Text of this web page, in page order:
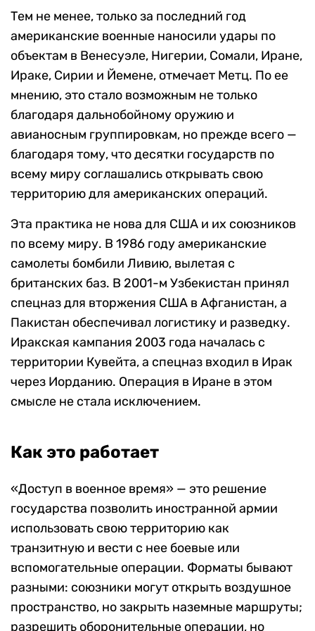
Тем не менее, только за последний год
американские военные наносили удары по
объектам в Венесуэле, Нигерии, Сомали, Иране,
Ираке, Сирии и Йемене, отмечает Метц. По ее
мнению, это стало возможным не только
благодаря дальнобойному оружию и
авианосным группировкам, но прежде всего —
благодаря тому, что десятки государств по
всему миру соглашались открывать свою
территорию для американских операций.
Эта практика не нова для США и их союзников
по всему миру. В 1986 году американские
самолеты бомбили Ливию, вылетая с
британских баз. В 2001-м Узбекистан принял
спецназ для вторжения США в Афганистан, а
Пакистан обеспечивал логистику и разведку.
Иракская кампания 2003 года началась с
территории Кувейта, а спецназ входил в Ирак
через Иорданию. Операция в Иране в этом
смысле не стала исключением.
Как это работает
«Доступ в военное время» — это решение
государства позволить иностранной армии
использовать свою территорию как
транзитную и вести с нее боевые или
вспомогательные операции. Форматы бывают
разными: союзники могут открыть воздушное
пространство, но закрыть наземные маршруты;
разрешить оборонительные операции, но